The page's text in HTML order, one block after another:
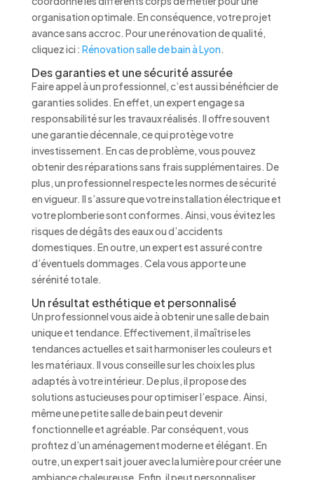
organisation optimale. En conséquence, votre projet
avance sans accroc. Pour une rénovation de qualité,
cliquez ici : Rénovation salle de bain à Lyon.
Des garanties et une sécurité assurée
Faire appel à un professionnel, c’est aussi bénéficier de
garanties solides. En effet, un expert engage sa
responsabilité sur les travaux réalisés. Il offre souvent
une garantie décennale, ce qui protège votre
investissement. En cas de problème, vous pouvez
obtenir des réparations sans frais supplémentaires. De
plus, un professionnel respecte les normes de sécurité
en vigueur. Il s’assure que votre installation électrique et
votre plomberie sont conformes. Ainsi, vous évitez les
risques de dégâts des eaux ou d’accidents
domestiques. En outre, un expert est assuré contre
d’éventuels dommages. Cela vous apporte une
sérénité totale.
Un résultat esthétique et personnalisé
Un professionnel vous aide à obtenir une salle de bain
unique et tendance. Effectivement, il maîtrise les
tendances actuelles et sait harmoniser les couleurs et
les matériaux. Il vous conseille sur les choix les plus
adaptés à votre intérieur. De plus, il propose des
solutions astucieuses pour optimiser l’espace. Ainsi,
même une petite salle de bain peut devenir
fonctionnelle et agréable. Par conséquent, vous
profitez d’un aménagement moderne et élégant. En
outre, un expert sait jouer avec la lumière pour créer une
ambiance chaleureuse. Enfin, il peut personnaliser